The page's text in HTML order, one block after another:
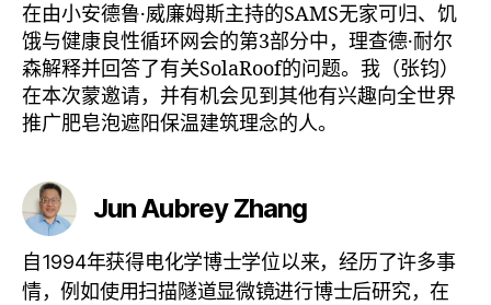
在由小安德鲁·威廉姆斯主持的SAMS无家可归、饥
饿与健康良性循环网会的第3部分中，理查德·耐尔
森解释并回答了有关SolaRoof的问题。我（张钧）
在本次蒙邀请，并有机会见到其他有兴趣向全世界
推广肥皂泡遮阳保温建筑理念的人。
Jun Aubrey Zhang
自1994年获得电化学博士学位以来，经历了许多事
情，例如使用扫描隧道显微镜进行博士后研究，在